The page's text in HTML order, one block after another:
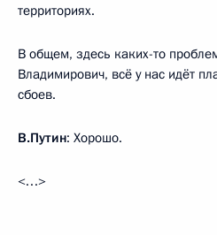
территориях.
В общем, здесь каких-то
Владимирович, всё у нас идёт
сбоев.
В.Путин: Хорошо.
<…>